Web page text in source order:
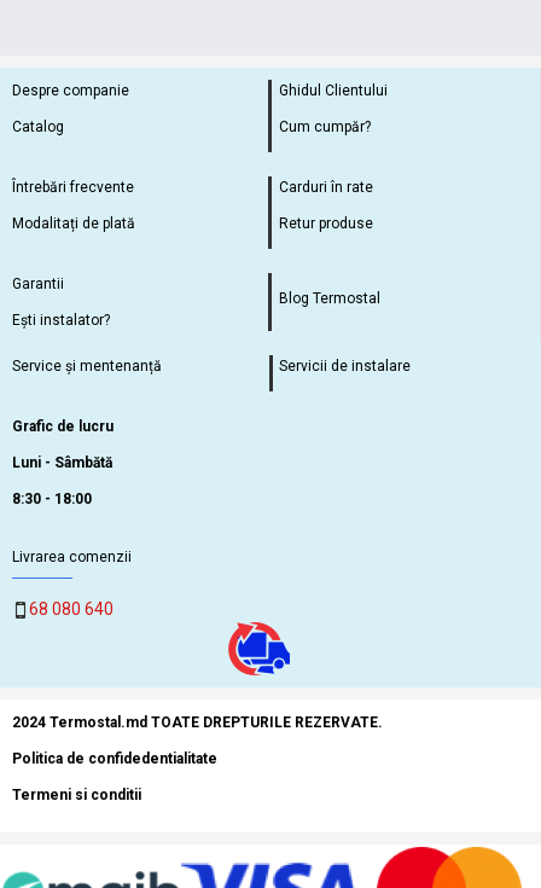
Despre companie
Catalog
Ghidul Clientului
Cum cumpăr?
Întrebări frecvente
Modalitați de plată
Carduri în rate
Retur produse
Garantii
Ești instalator?
Blog Termostal
Service și mentenanță Servicii de instalare
Grafic de lucru
Luni - Sâmbătă
8:30 - 18:00
Livrarea comenzii
68 080 640
2024 Termostal.md TOATE DREPTURILE REZERVATE.
Politica de confidedentialitate
Termeni si conditii